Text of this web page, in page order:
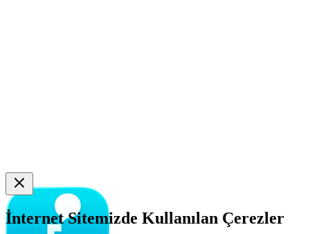
İnternet Sitemizde Kullanılan Çerezler